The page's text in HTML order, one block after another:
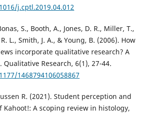
j.cptl.2019.04.012
S., Booth, A., Jones, D. R., Miller, T.,
L., Smith, J. A., & Young, B. (2006). How
incorporate qualitative research? A
Research, 6(1), 27-44.
1468794106058867
R. (2021). Student perception and
Kahoot!: A scoping review in histology,